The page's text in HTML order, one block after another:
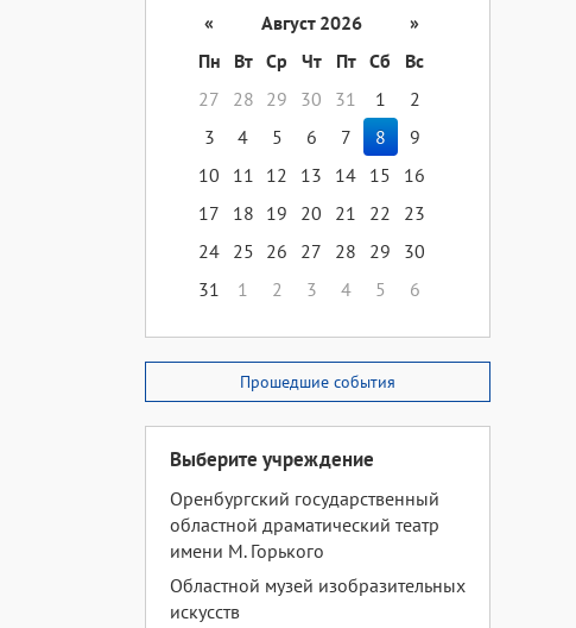
« Август 2026
»
Пн
Вт Ср Чт Пт Сб
Вс
27
28 29 30 31 1
2
3
4 5 6 7 8
9
10
11 12 13 14 15
16
17
18 19 20 21 22
23
24 25 26 27 28 29
30
31
1 2 3 4 5 6
Прошедшие события
Выберите учреждение
Оренбургский государственный
областной драматический театр
имени М. Горького
Областной музей изобразительных
искусств